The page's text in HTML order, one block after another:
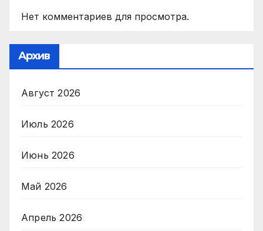
Нет комментариев для просмотра.
Архив
Август 2026
Июль 2026
Июнь 2026
Май 2026
Апрель 2026